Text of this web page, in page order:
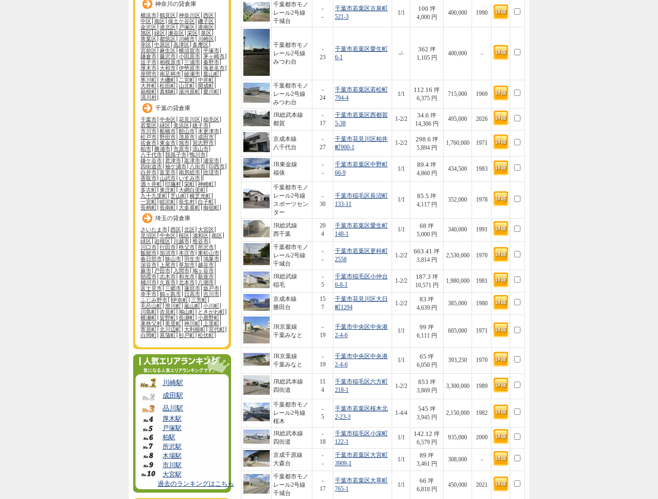
神奈川の貸倉庫
横浜市 鶴見区 神奈川区 西区
中区 南区 保土ケ谷区 磯子区
金沢区 港北区 戸塚区 港南区
旭区 緑区 瀬谷区 栄区 泉区
青葉区 都筑区 川崎市
川崎区
幸区 中原区 高津区 多摩区
宮前区 麻生区 横須賀市 平塚市
鎌倉市 藤沢市 小田原市 茅ヶ崎市
逗子市 相模原市 三浦市 秦野市
厚木市 大和市 伊勢原市 海老名市
座間市 南足柄市 綾瀬市 葉山町
寒川町 大磯町 二宮町 中井町
大井町 松田町 山北町 開成町
箱根町 真鶴町 湯河原町 愛川町
清川村
千葉の貸倉庫
千葉市 中央区 花見川区 稲毛区
若葉区 緑区 美浜区 銚子市
市川市 船橋市 館山市 木更津市
松戸市 野田市 茂原市 成田市
佐倉市 東金市 旭市 習志野市
柏市 勝浦市 市原市 流山市
八千代市 我孫子市 鴨川市
鎌ケ谷市 君津市 富津市 浦安市
四街道市 袖ケ浦市 八街市 印西市
白井市 富里市 南房総市 匝瑳市
香取市 山武市 いすみ市
酒々井町 印旛村 栄町 神崎町
多古町 東庄町 大網白里町
九十九里町 芝山町 横芝光町
一宮町 睦沢町 長生村 白子町
長柄町 長南町 大多喜町 御宿町
埼玉の貸倉庫
さいたま市 西区 北区 大宮区
見沼区 中央区 桜区 浦和区 南区
緑区 岩槻区 川越市 熊谷市
川口市 行田市 秩父市 所沢市
飯能市 加須市 本庄市 東松山市
春日部市 狭山市 羽生市 鴻巣市
深谷市
上尾市 草加市 越谷市
蕨市
戸田市 入間市 鳩ヶ谷市
朝霞市 志木市 和光市 新座市
桶川市 久喜市 北本市
八潮市
富士見市 三郷市 蓮田市 坂戸市
幸手市 鶴ヶ島市 日高市 吉川市
ふじみ野市
伊奈町 三芳町
毛呂山町 滑川町 嵐山町 小川町
川島町 吉見町 鳩山町
ときがわ町
横瀬町 皆野町 長瀞町 小鹿野町
東秩父村 美里町 神川町
上里町
寄居町 北川辺町 大利根町 宮代町
白岡町 菖蒲町 杉戸町 松伏町
川崎駅
成田駅
品川駅
厚木駅
戸塚駅
柏駅
所沢駅
木場駅
市川駅
大宮駅
過去のランキングはこちら
千葉都市モノ
レール2号線
千城台
-
-
千葉市若葉区古泉町
521-3
1/1
100 坪
4,000 円
400,000 1990
千葉都市モノ
レール2号線
みつわ台
-
23
千葉市若葉区愛生町
6-1
-/-
362 坪
1,105 円
400,000 -
千葉都市モノ
レール2号線
みつわ台
-
24
千葉市若葉区若松町
794-4
1/1
112.16 坪
6,375 円
715,000 1969
JR総武本線
都賀
-
17
千葉市若葉区西都賀
5-38
1-2/2
34.6 坪
14,306 円
495,000 2026
京成本線
八千代台
-
27
千葉市花見川区柏井
町900-1
1-2/2
298.6 坪
5,894 円
1,760,000 1971
JR東金線
福俵
-
-
千葉市若葉区中野町
66-9
1/1
89.4 坪
4,860 円
434,500 1983
千葉都市モノ
レール2号線
スポーツセン
ター
-
30
千葉市稲毛区長沼町
133-11
1/1
85.5 坪
4,117 円
352,000 1978
JR総武線
西千葉
20
4
千葉市若葉区愛生町
148-1
1/1
68 坪
5,000 円
340,000 1991
千葉都市モノ
レール2号線
千城台
-
-
千葉市若葉区更科町
2558
1-2/2
663.41 坪
3,814 円
2,530,000 1970
JR総武線
稲毛
-
5
千葉市稲毛区小仲台
6-8-1
1-2/2
187.3 坪
10,571 円
1,980,000 1981
京成本線
勝田台
15
7
千葉市花見川区大日
町1294
1-2/2
83 坪
4,639 円
385,000 1980
JR京葉線
千葉みなと
-
19
千葉市中央区中央港
2-4-6
1/1
99 坪
6,111 円
605,000 1971
JR京葉線
千葉みなと
-
19
千葉市中央区中央港
2-4-6
1/1
65 坪
6,050 円
393,250 1970
JR総武本線
四街道
11
4
千葉市稲毛区六方町
218-1
1-2/2
853 坪
3,869 円
3,300,000 1989
千葉都市モノ
レール2号線
桜木
-
5
千葉市若葉区桜木北
2-23-3
1-4/4
545 坪
3,945 円
2,150,000 1982
JR総武本線
四街道
-
18
千葉市稲毛区小深町
122-1
1/1
142.12 坪
6,579 円
935,000 2000
京成千原線
大森台
-
-
千葉市若葉区大宮町
3909-1
1/1
89 坪
3,461 円
308,000 -
千葉都市モノ
レール2号線
千城台
-
17
千葉市若葉区大草町
765-1
1/1
66 坪
6,818 円
450,000 2021